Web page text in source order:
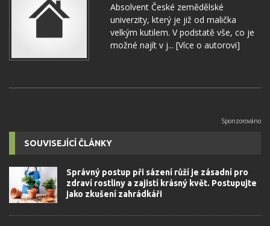
Absolvent České zemědělské
univerzity, který je již od malička
velkým kutilem. V podstatě vše, co je
možné najít v j... [Více o autorovi]
SOUVISEJÍCÍ ČLÁNKY
Správný postup při sázení růží je zásadní pro
zdraví rostliny a zajistí krásný květ. Postupujte
jako zkušení zahrádkáři